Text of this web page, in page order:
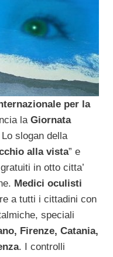
per la
la Giornata
Lo slogan della
alla vista” e
in otto citta’
Medici oculisti
a tutti i cittadini con
speciali
Firenze, Catania,
. I controlli